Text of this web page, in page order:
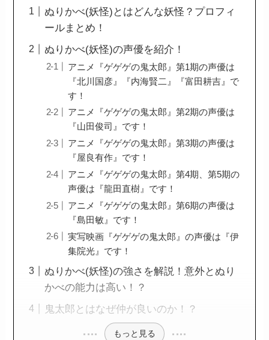
ぬりかべ(妖怪)とはどんな妖怪？プロフィ
ールまとめ！
ぬりかべ(妖怪)の声優を紹介！
アニメ『ゲゲゲの鬼太郎』第1期の声優は
『北川国彦』『内海賢二』『富田耕吉』で
す！
アニメ『ゲゲゲの鬼太郎』第2期の声優は
『山田俊司』です！
アニメ『ゲゲゲの鬼太郎』第3期の声優は
『屋良有作』です！
アニメ『ゲゲゲの鬼太郎』第4期、第5期の
声優は『龍田直樹』です！
アニメ『ゲゲゲの鬼太郎』第6期の声優は
『島田敏』です！
実写映画『ゲゲゲの鬼太郎』の声優は『伊
集院光』です！
ぬりかべ(妖怪)の強さを解説！意外とぬり
かべの能力は高い！？
鬼太郎とはなぜ仲が良いのか！？
もっと見る